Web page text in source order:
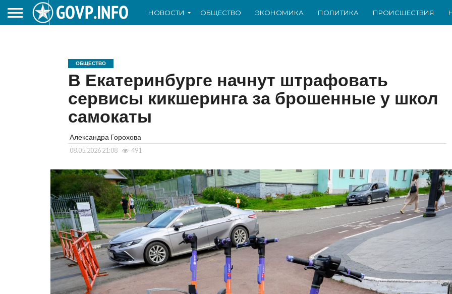
НОВОСТИ ОБЩЕСТВО ЭКОНОМИКА ПОЛИТИКА ПРОИСШЕСТВИЯ
ОБЩЕСТВО
В Екатеринбурге начнут штрафовать
сервисы кикшеринга за брошенные у школ
самокаты
Александра Горохова
08.05.2026 21:08 491